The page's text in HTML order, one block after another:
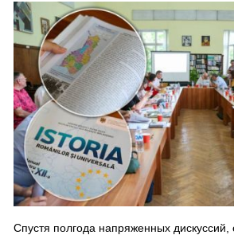
Спустя полгода напряженных